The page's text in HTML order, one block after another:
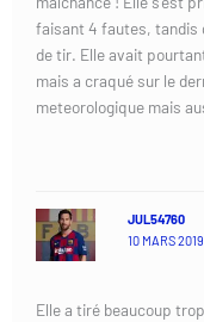
faisant 4 fautes, tandis
de tir. Elle avait
mais a craqué sur le
meteorologique mais
JUL54760
10 MARS
Elle a tiré beaucoup